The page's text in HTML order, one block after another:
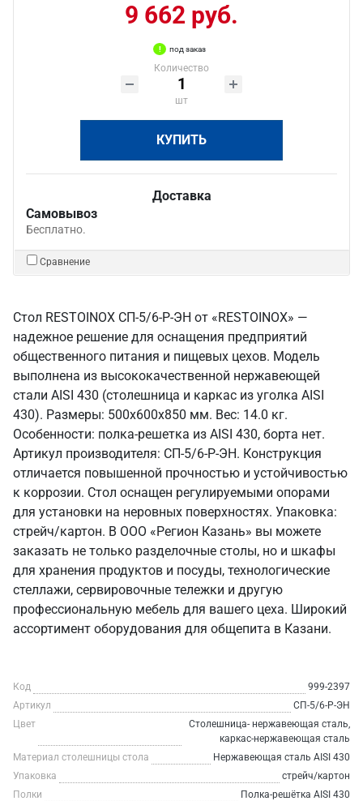
9 662 руб.
под заказ
Количество
шт
КУПИТЬ
Доставка
Самовывоз
Бесплатно.
Сравнение
Стол RESTOINOX СП-5/6-Р-ЭН от «RESTOINOX» —
надежное решение для оснащения предприятий
общественного питания и пищевых цехов. Модель
выполнена из высококачественной нержавеющей
стали AISI 430 (столешница и каркас из уголка AISI
430). Размеры: 500x600x850 мм. Вес: 14.0 кг.
Особенности: полка-решетка из AISI 430, борта нет.
Артикул производителя: СП-5/6-Р-ЭН. Конструкция
отличается повышенной прочностью и устойчивостью
к коррозии. Стол оснащен регулируемыми опорами
для установки на неровных поверхностях. Упаковка:
стрейч/картон. В ООО «Регион Казань» вы можете
заказать не только разделочные столы, но и шкафы
для хранения продуктов и посуды, технологические
стеллажи, сервировочные тележки и другую
профессиональную мебель для вашего цеха. Широкий
ассортимент оборудования для общепита в Казани.
Код
999-2397
Артикул
СП-5/6-Р-ЭН
Цвет
Столешница- нержавеющая сталь,
каркас-нержавеющая сталь
Материал столешницы стола
Нержавеющая сталь AISI 430
Упаковка
стрейч/картон
Полки
Полка-решётка AISI 430